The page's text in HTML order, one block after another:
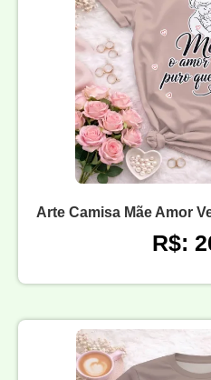
Arte Camisa Mãe Amor
R$: